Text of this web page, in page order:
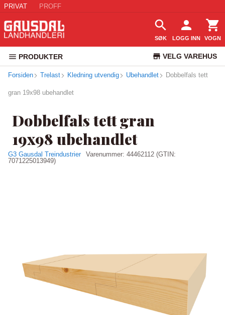
PRIVAT PROFF
SØK LOGG INN VOGN
PRODUKTER VELG VAREHUS
KUNDESERVICE
Forsiden Trelast Kledning utvendig Ubehandlet Dobbelfals tett
gran 19x98 ubehandlet
Dobbelfals tett gran
19x98 ubehandlet
G3 Gausdal Treindustrier Varenummer: 44462112 (GTIN:
7071225013949)